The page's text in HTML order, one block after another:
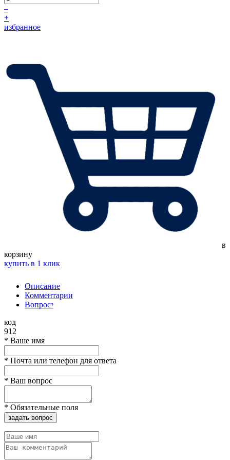
–
+
избранное
в
корзину
купить в 1 клик
Описание
Комментарии
Вопрос?
код
912
* Ваше имя
* Почта или телефон для ответа
* Ваш вопрос
* Обязательные поля
задать вопрос